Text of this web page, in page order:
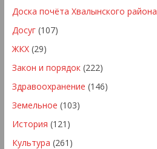
Доска почёта Хвалынского района
Досуг(107)
ЖКХ(29)
Закон и порядок(222)
Здравоохранение (146)
Земельное (103)
История (121)
Культура (261)